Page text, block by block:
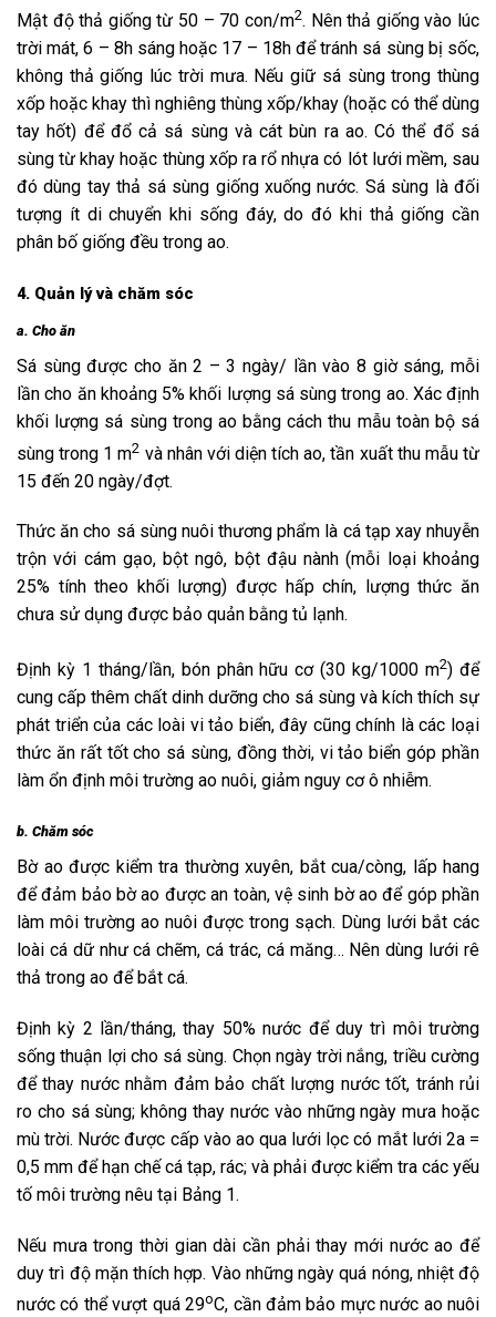
Mật độ thả giống từ 50 – 70 con/m2. Nên thả giống vào lúc
trời mát, 6 – 8h sáng hoặc 17 – 18h để tránh sá sùng bị sốc,
không thả giống lúc trời mưa. Nếu giữ sá sùng trong thùng
xốp hoặc khay thì nghiêng thùng xốp/khay (hoặc có thể dùng
tay hốt) để đổ cả sá sùng và cát bùn ra ao. Có thể đổ sá
sùng từ khay hoặc thùng xốp ra rổ nhựa có lót lưới mềm, sau
đó dùng tay thả sá sùng giống xuống nước. Sá sùng là đối
tượng ít di chuyển khi sống đáy, do đó khi thả giống cần
phân bố giống đều trong ao.
4. Quản lý và chăm sóc
a. Cho ăn
Sá sùng được cho ăn 2 – 3 ngày/ lần vào 8 giờ sáng, mỗi
lần cho ăn khoảng 5% khối lượng sá sùng trong ao. Xác định
khối lượng sá sùng trong ao bằng cách thu mẫu toàn bộ sá
sùng trong 1 m2 và nhân với diện tích ao, tần xuất thu mẫu từ
15 đến 20 ngày/đợt.
Thức ăn cho sá sùng nuôi thương phẩm là cá tạp xay nhuyễn
trộn với cám gạo, bột ngô, bột đậu nành (mỗi loại khoảng
25% tính theo khối lượng) được hấp chín, lượng thức ăn
chưa sử dụng được bảo quản bằng tủ lạnh.
Định kỳ 1 tháng/lần, bón phân hữu cơ (30 kg/1000 m2) để
cung cấp thêm chất dinh dưỡng cho sá sùng và kích thích sự
phát triển của các loài vi tảo biển, đây cũng chính là các loại
thức ăn rất tốt cho sá sùng, đồng thời, vi tảo biển góp phần
làm ổn định môi trường ao nuôi, giảm nguy cơ ô nhiễm.
b. Chăm sóc
Bờ ao được kiểm tra thường xuyên, bắt cua/còng, lấp hang
để đảm bảo bờ ao được an toàn, vệ sinh bờ ao để góp phần
làm môi trường ao nuôi được trong sạch. Dùng lưới bắt các
loài cá dữ như cá chẽm, cá trác, cá măng… Nên dùng lưới rê
thả trong ao để bắt cá.
Định kỳ 2 lần/tháng, thay 50% nước để duy trì môi trường
sống thuận lợi cho sá sùng. Chọn ngày trời nắng, triều cường
để thay nước nhằm đảm bảo chất lượng nước tốt, tránh rủi
ro cho sá sùng; không thay nước vào những ngày mưa hoặc
mù trời. Nước được cấp vào ao qua lưới lọc có mắt lưới 2a =
0,5 mm để hạn chế cá tạp, rác; và phải được kiểm tra các yếu
tố môi trường nêu tại Bảng 1.
Nếu mưa trong thời gian dài cần phải thay mới nước ao để
duy trì độ mặn thích hợp. Vào những ngày quá nóng, nhiệt độ
nước có thể vượt quá 29oC, cần đảm bảo mực nước ao nuôi